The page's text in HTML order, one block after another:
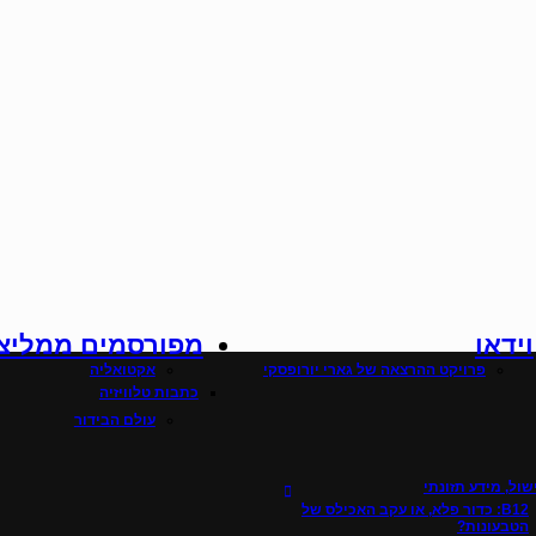
מידע תזונתי
B12: כדור פלא, או עקב האכילס של
הטבעונות?
וידאו
פרויקט ההרצאה של גארי יורופסקי
כתבות טלוויזיה
מפורסמים
אקטואליה
עולם הבידור